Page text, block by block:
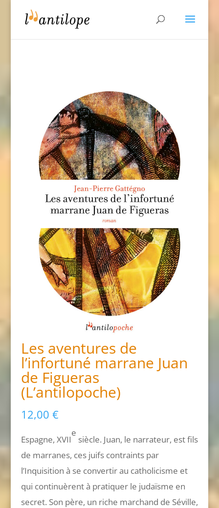
Les aventures de
l’infortuné marrane Juan
de Figueras
(L’antilopoche)
12,00 €
Espagne, XVII
e
siècle. Juan, le narrateur, est fils
de marranes, ces juifs contraints par
l’Inquisition à se convertir au catholicisme et
qui continuèrent à pratiquer le judaïsme en
secret. Son père, un riche marchand de Séville,